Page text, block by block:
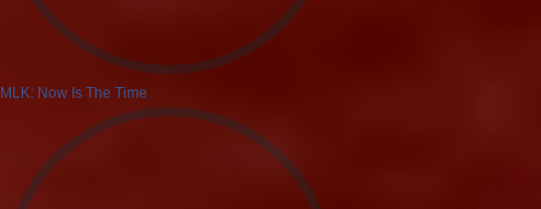
MLK: Now Is The Time